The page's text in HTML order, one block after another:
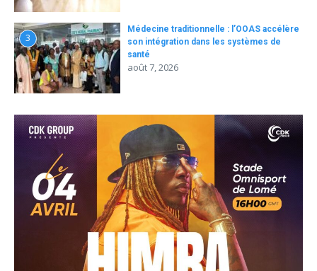
3
Médecine traditionnelle : l’OOAS accélère
son intégration dans les systèmes de
santé
août 7, 2026